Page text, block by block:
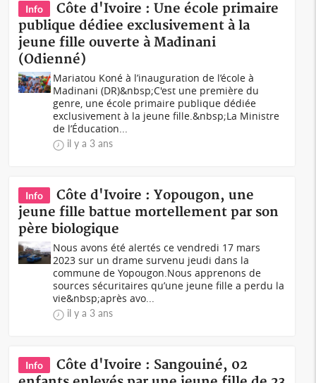
Info
Côte d'Ivoire : Une école primaire
publique dédiee exclusivement à la
jeune fille ouverte à Madinani
(Odienné)
Mariatou Koné à l’inauguration de l’école à
Madinani (DR)&nbsp;C'est une première du
genre, une école primaire publique dédiée
exclusivement à la jeune fille.&nbsp;La Ministre
de l’Éducation...
il y a 3 ans
Info
Côte d'Ivoire : Yopougon, une
jeune fille battue mortellement par son
père biologique
Nous avons été alertés ce vendredi 17 mars
2023 sur un drame survenu jeudi dans la
commune de Yopougon.Nous apprenons de
sources sécuritaires qu’une jeune fille a perdu la
vie&nbsp;après avo...
il y a 3 ans
Info
Côte d'Ivoire : Sangouiné, 02